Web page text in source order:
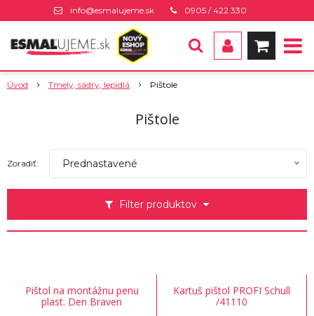
info@esmalujeme.sk 0905 / 422 330
Úvod Tmely, sádry, lepidlá Pištole
Pištole
Filter produktov
Zoradiť: Prednastavené
Pištol na montážnu penu
plast. Den Braven
Kartuš pištol PROFI Schull
/41110